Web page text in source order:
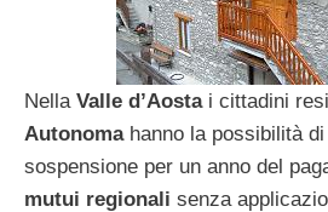
Nella Valle d’Aostai cittadini
Autonomahanno la possibilità
sospensione per un anno del
mutui regionali senza